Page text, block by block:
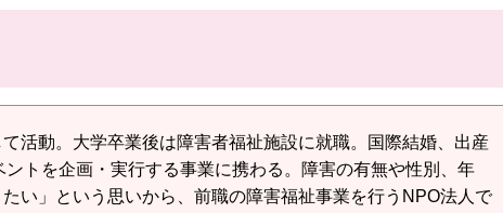
活動。大学卒業後は障害者福祉施設に就職。国際結婚、出産
トを企画・実行する事業に携わる。障害の有無や性別、年
い」という思いから、前職の障害福祉事業を行うNPO法人で